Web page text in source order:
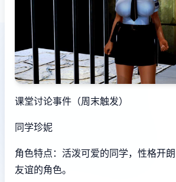
课堂讨论事件（周末触发）
同学珍妮
角色特点：活泼可爱的同学，性格开
友谊的角色。